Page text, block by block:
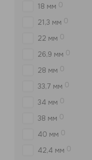
18 мм 0
21,3 мм 0
22 мм 0
26,9 мм 0
28 мм 0
33,7 мм 0
34 мм 0
38 мм 0
40 мм 0
42,4 мм 0